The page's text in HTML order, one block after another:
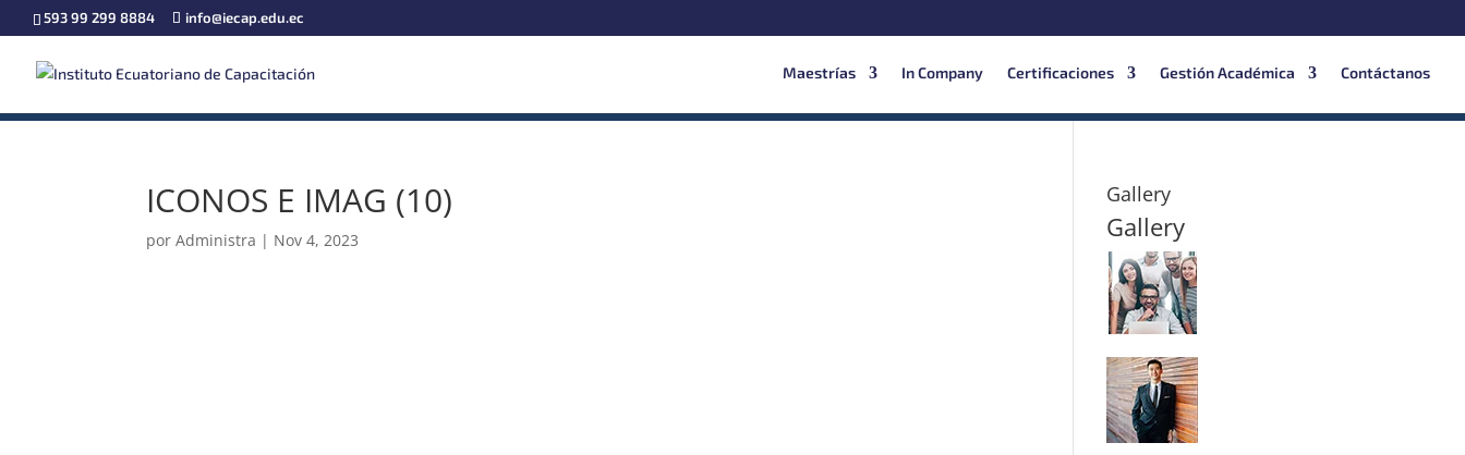
593 99 299 8884 info@iecap.edu.ec
Maestrías In Company Certificaciones Gestión Académica Contáctanos
ICONOS E IMAG (10)
porAdministra | Nov 4, 2023
Gallery
Gallery